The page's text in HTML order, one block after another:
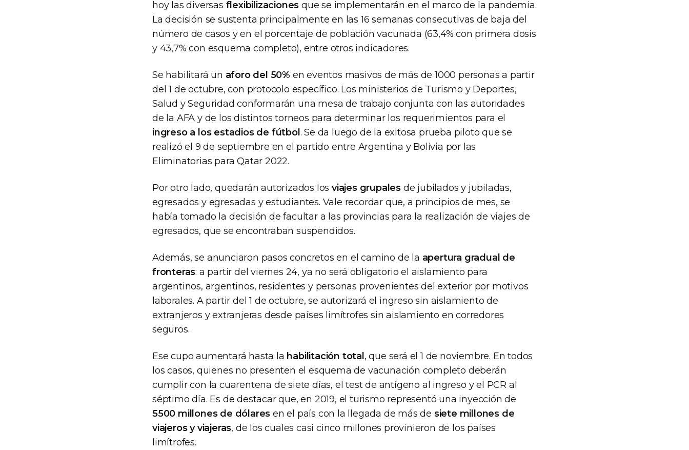
hoy las diversas flexibilizaciones que se implementarán en el marco de la pandemia.
La decisión se sustenta principalmente en las 16 semanas consecutivas de baja del
número de casos y en el porcentaje de población vacunada (63,4% con primera dosis
y 43,7% con esquema completo), entre otros indicadores.
Se habilitará un aforo del 50% en eventos masivos de más de 1000 personas a partir
del 1 de octubre, con protocolo específico. Los ministerios de Turismo y Deportes,
Salud y Seguridad conformarán una mesa de trabajo conjunta con las autoridades
de la AFA y de los distintos torneos para determinar los requerimientos para el
ingreso a los estadios de fútbol . Se da luego de la exitosa prueba piloto que se
realizó el 9 de septiembre en el partido entre Argentina y Bolivia por las
Eliminatorias para Qatar 2022.
Por otro lado, quedarán autorizados los viajes grupales de jubilados y jubiladas,
egresados y egresadas y estudiantes. Vale recordar que, a principios de mes, se
había tomado la decisión de facultar a las provincias para la realización de viajes de
egresados, que se encontraban suspendidos.
Además, se anunciaron pasos concretos en el camino de la apertura gradual de
fronteras: a partir del viernes 24, ya no será obligatorio el aislamiento para
argentinos, argentinos, residentes y personas provenientes del exterior por motivos
laborales. A partir del 1 de octubre, se autorizará el ingreso sin aislamiento de
extranjeros y extranjeras desde países limítrofes sin aislamiento en corredores
seguros.
Ese cupo aumentará hasta la habilitación total , que será el 1 de noviembre. En todos
los casos, quienes no presenten el esquema de vacunación completo deberán
cumplir con la cuarentena de siete días, el test de antígeno al ingreso y el PCR al
séptimo día. Es de destacar que, en 2019, el turismo representó una inyección de
5500 millones de dólares en el país con la llegada de más de siete millones de
viajeros y viajeras, de los cuales casi cinco millones provinieron de los países
limítrofes.